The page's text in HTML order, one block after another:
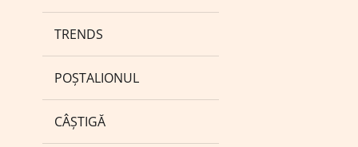
TRENDS
POȘTALIONUL
CÂȘTIGĂ